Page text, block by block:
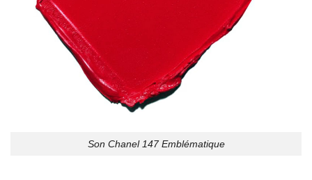
Son Chanel 147 Emblématique